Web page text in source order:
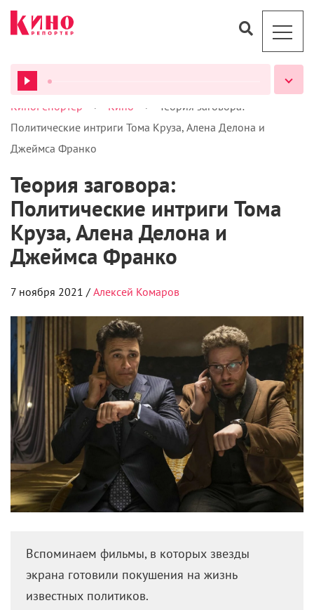
ВСЕ ПОДКАСТЫ
«Ковбои против пришельцев» (2011)
1873 год. Некто с потрепанным лицом
Дэниэла Крэйга и чудным браслетом на руке
приходит в себя где-то в аризонской глуши. Без
понадобилось в этой Богом забытой дыре. Вскоре
безымянный путник добредает до городка
Абсолюшен, где тайное частично становится явным.
Мы узнаем, что герой – преступник, разыскиваемый
за добрый десяток преступлений. И он же
оказывается единственным, кто в силах помочь
местным жителям дать отпор…
инопланетным захватчикам